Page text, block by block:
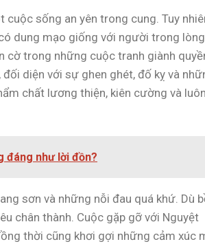
sống an yên trong cung. Tuy
dung mạo giống với người trong lòng
cờ trong những cuộc tranh giành
diện với sự ghen ghét, đố kỵ và
chất lương thiện, kiên cường và luôn
đáng như lời đồn?
sơn và những nỗi đau quá khứ. Dù
chân thành. Cuộc gặp gỡ với Nguyệt
thời cũng khơi gợi những cảm xúc